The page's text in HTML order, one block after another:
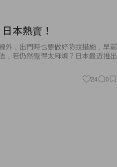
本熱賣！
外，出門時也要做好防蚊措施，早前
，若仍然覺得太麻煩？日本最近推出
24 0